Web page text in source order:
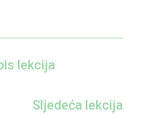
lekcija
Sljedeća lekcija